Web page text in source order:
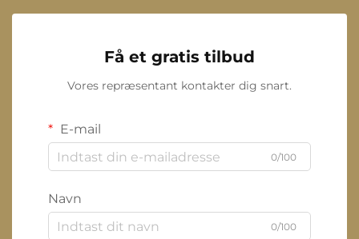
Få et gratis tilbud
Vores repræsentant kontakter dig snart.
E-mail
0/100
Navn
0/100